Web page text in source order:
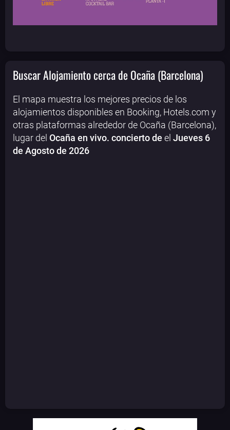
Buscar Alojamiento cerca de Ocaña (Barcelona)
El mapa muestra los mejores precios de los
alojamientos disponibles en Booking, Hotels.com y
otras plataformas alrededor de Ocaña (Barcelona),
lugar del Ocaña en vivo. concierto de el Jueves 6
de Agosto de 2026